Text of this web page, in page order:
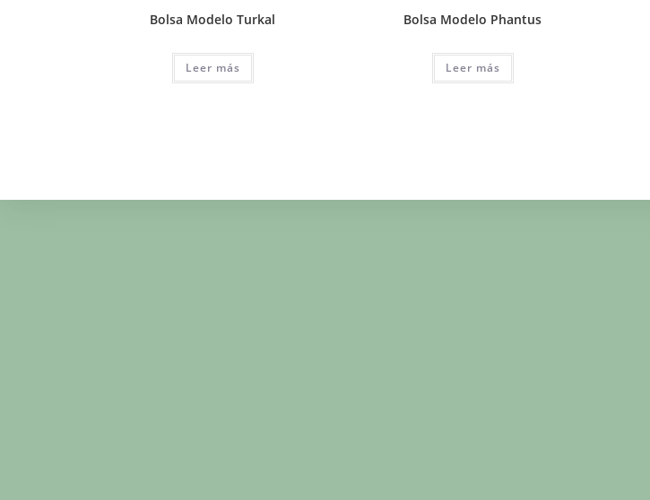
Bolsa Modelo Turkal
Leer más
Bolsa Modelo Phantus
Leer más